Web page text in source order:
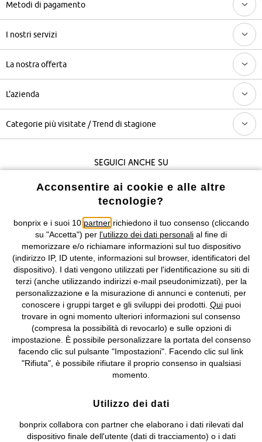
Metodi di pagamento
I nostri servizi
La nostra offerta
L'azienda
Categorie più visitate / Trend di stagione
Seguici anche su
I prezzi sono IVA inclusa. Non includono
costi di servizio.
Condizioni di vendita Accessibilità
Informativa privacy e cookie Gestione dei cookie
Informazioni legali Diritto di recesso
©2026 bonprix. Tutti i diritti riservati.
bonprix S.r.l. con socio unico, sede legale: via Adua 33 - 13855
Valdengo (BI) C.F. 01510910027 - P.I. 01939830020, Reg. Imprese di
Biella n. 01510910027, R.E.A. BI - 171345, N. Reg. Pile:
IT09060P00000858, N. Reg. AEE: IT08020000002105 Capitale
mbH.
Acconsentire ai cookie e alle altre
tecnologie?
bonprix e i suoi 10 partnerrichiedono il tuo consenso (cliccando
su "Accetta") per l'utilizzo dei dati personali al fine di
memorizzare e/o richiamare informazioni sul tuo dispositivo
(indirizzo IP, ID utente, informazioni sul browser, identificatori del
dispositivo). I dati vengono utilizzati per l'identificazione su siti di
terzi (anche utilizzando indirizzi e-mail pseudonimizzati), per la
personalizzazione e la misurazione di annunci e contenuti, per
conoscere i gruppi target e gli sviluppi dei prodotti. Quipuoi
trovare in ogni momento ulteriori informazioni sul consenso
(compresa la possibilità di revocarlo) e sulle opzioni di
impostazione. È possibile personalizzare la portata del consenso
facendo clic sul pulsante "Impostazioni". Facendo clic sul link
"Rifiuta", è possibile rifiutare il proprio consenso in qualsiasi
momento.
Utilizzo dei dati
bonprix collabora con partner che elaborano i dati rilevati dal
dispositivo finale dell'utente (dati di tracciamento) o i dati